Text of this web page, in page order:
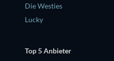
Die Westies
Lucky
Top 5 Anbieter